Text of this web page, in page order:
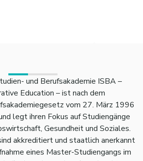
und Berufsakademie ISBA –
Education – ist nach dem
vom 27. März 1996
legt ihren Fokus auf Studiengänge
Gesundheit und Soziales.
akkreditiert und staatlich anerkannt
eines Master-Studiengangs im